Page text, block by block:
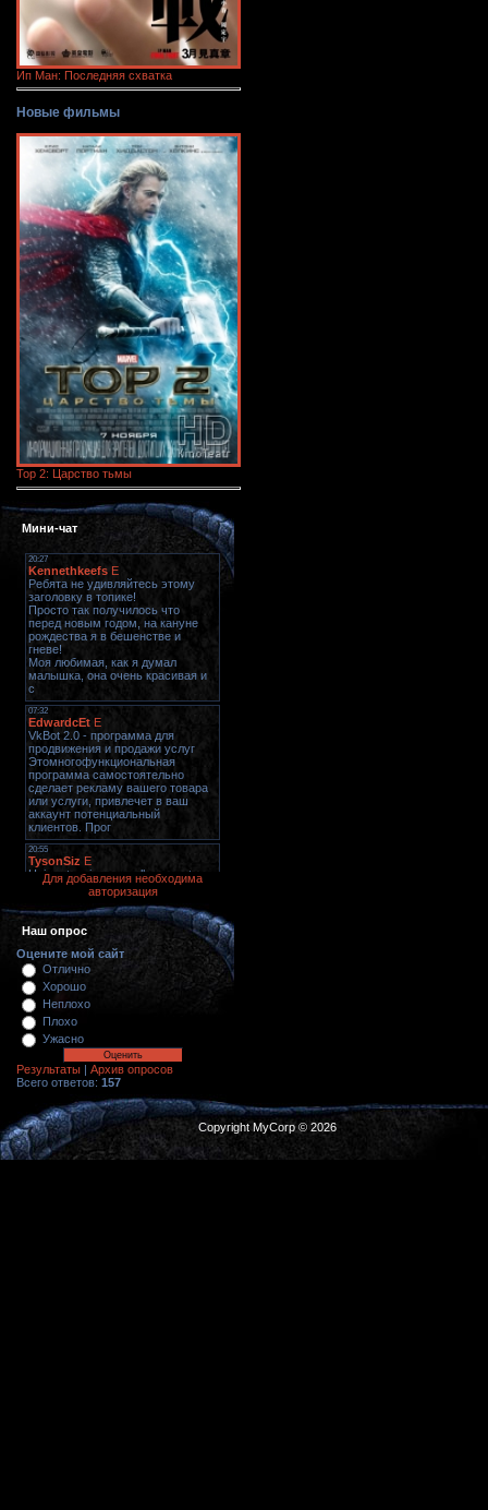
Ип Ман: Последняя схватка
Новые фильмы
Тор 2: Царство тьмы
Мини-чат
Для добавления необходима
авторизация
Наш опрос
Оцените мой сайт
Отлично
Хорошо
Неплохо
Плохо
Ужасно
Результаты | Архив опросов
Всего ответов: 157
Copyright MyCorp © 2026